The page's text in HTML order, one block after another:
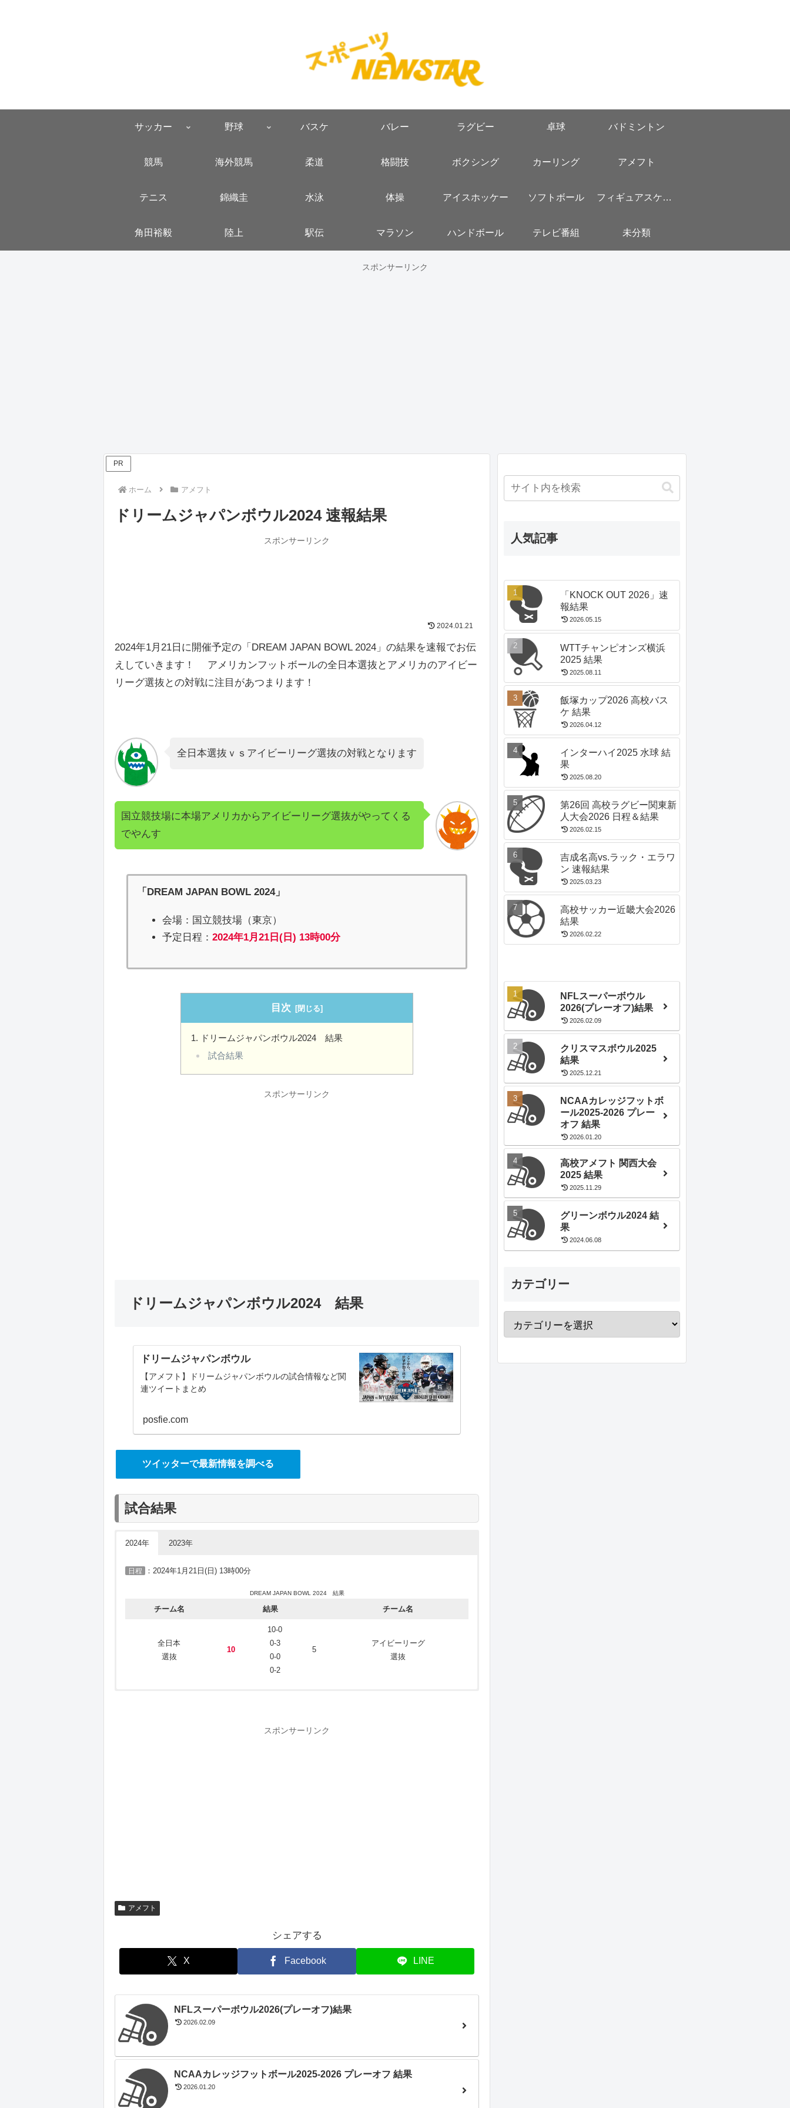
サッカー 野球 バスケ バレー ラグビー 卓球 バドミントン
競馬 海外競馬 柔道 格闘技 ボクシング カーリング アメフト
テニス 錦織圭 水泳 体操 アイスホッケー ソフトボール フィギュアスケート
角田裕毅 陸上 駅伝 マラソン ハンドボール テレビ番組 未分類
スポンサーリンク
PR
ホーム アメフト
ドリームジャパンボウル2024 速報結果
スポンサーリンク
2024.01.21
2024年1月21日に開催予定の「DREAM JAPAN BOWL 2024」の結果を速報でお伝
えしていきます！ アメリカンフットボールの全日本選抜とアメリカのアイビー
リーグ選抜との対戦に注目があつまります！
全日本選抜ｖｓアイビーリーグ選抜の対戦となります
国立競技場に本場アメリカからアイビーリーグ選抜がやってくる
でやんす
「DREAM JAPAN BOWL 2024」
会場：国立競技場（東京）
予定日程：2024年1月21日(日) 13時00分
目次
ドリームジャパンボウル2024 結果
試合結果
スポンサーリンク
ドリームジャパンボウル2024 結果
ドリームジャパンボウル
【アメフト】ドリームジャパンボウルの試合情報など関
連ツイートまとめ
posfie.com
ツイッターで最新情報を調べる
試合結果
2024年 2023年
日程 ：2024年1月21日(日) 13時00分
DREAM JAPAN BOWL 2024 結果
チーム名 結果 チーム名
全日本
選抜
10
10-0
0-3
0-0
0-2
5
アイビーリーグ
選抜
結果
スポンサーリンク
アメフト
シェアする
X Facebook LINE
NFLスーパーボウル2026(プレーオフ)結果
2026.02.09
NCAAカレッジフットボール2025-2026 プレーオフ 結果
2026.01.20
人気記事
「KNOCK OUT 2026」速
報結果
2026.05.15
WTTチャンピオンズ横浜
2025 結果
2025.08.11
飯塚カップ2026 高校バス
ケ 結果
2026.04.12
インターハイ2025 水球 結
果
2025.08.20
第26回 高校ラグビー関東新
人大会2026 日程＆結果
2026.02.15
吉成名高vs.ラック・エラワ
ン 速報結果
2025.03.23
高校サッカー近畿大会2026
結果
2026.02.22
NFLスーパーボウル
2026(プレーオフ)結果
2026.02.09
クリスマスボウル2025
結果
2025.12.21
NCAAカレッジフットボ
ール2025-2026 プレー
オフ 結果
2026.01.20
高校アメフト 関西大会
2025 結果
2025.11.29
グリーンボウル2024 結
果
2024.06.08
カテゴリー